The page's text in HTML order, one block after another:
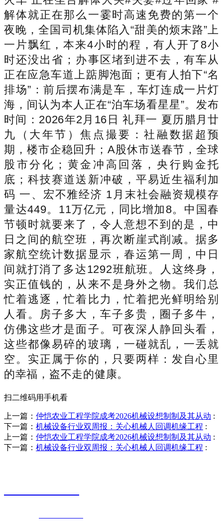
解体就正在那么一霎时高速免费的第一个
夜晚，全国司机集体陷入“甜美的烦末路”上
一片飘红，本来4小时的程，有人开了8小
时还没出省；办事区堵到进不去，有车从
正在应急车道上踮脚泡面；更有人拍下“名
排场”：前后摆布满是车，车灯连成一片灯
海，间认为本人正在“泊车场看星星”。发布
时间：2026年2月16日 礼拜一 夏历腊月廿
九（大年节）焦点撮要：社融数据超预
期，楼市企稳回升；A股休市送春节，全球
股市分化；黄金冲高回落，央行购金托
底；科技赛道送新冲破，平易近生福利加
码 一、宏不雅经济 1月末社会融资规模存
量达449。11万亿元，同比增加8。中国春
节顿时就要来了，令人意想不到的是，中
日之间的航空班，再次断崖式削减。据多
家航空统计数据显示，春运第一周，中日
间就打消了多达1292班航班。人这终身，
实正值钱的，从来不是身外之物。我们总
忙着逃逐，忙着比力，忙着把光鲜明给别
人看。房子多大，车子多贵，圈子多牛，
仿佛这些才是面子。可夜深人静回头看，
这些都像易碎的玻璃，一碰就乱，一丢就
空。实正属于你的，只要两样：发自心里
的幸福，盗不走的健康。
扫二维码用手机看
上一篇： 仲恺农业工程学院成考2026机械设想制制及其从动 :
下一篇： 机械设备行业双周报：关心机械人回调机缘工程 :
上一篇： 仲恺农业工程学院成考2026机械设想制制及其从动 :
下一篇： 机械设备行业双周报：关心机械人回调机缘工程 :